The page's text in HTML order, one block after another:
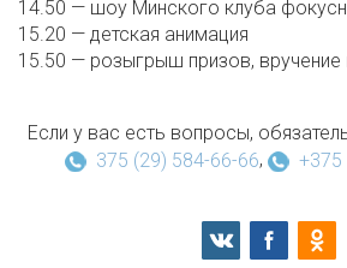
14.50 — шоу Минского клуба
15.20 — детская анимация
15.50 — розыгрыш призов, вручение
Если у вас есть вопросы,
375 (29) 584-66-66, +375